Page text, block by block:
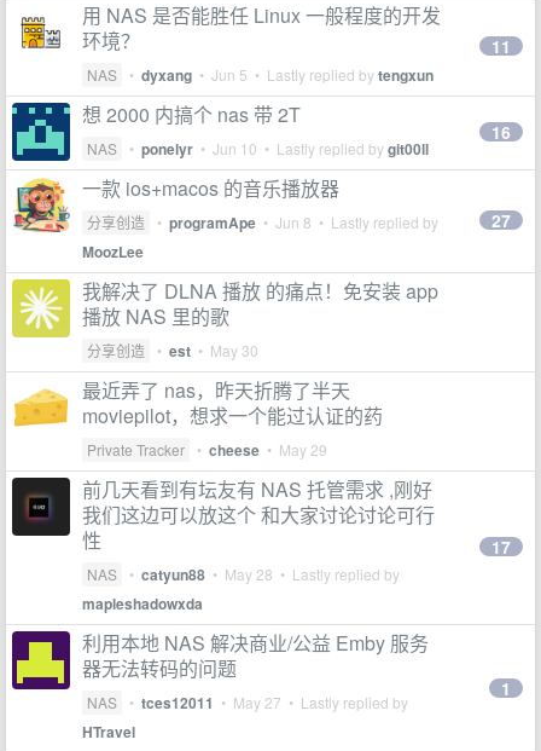
用 NAS 是否能胜任 Linux 一般程度的开发
环境？
NAS • dyxang • Jun 5 • Lastly replied bytengxun
11
想 2000 内搞个 nas 带 2T
NAS • ponelyr • Jun 10 • Lastly replied bygit00ll
16
一款 ios+macos 的音乐播放器
分享创造 • programApe • Jun 8 • Lastly replied by
MoozLee
27
我解决了 DLNA 播放 的痛点！免安装 app
播放 NAS 里的歌
分享创造 • est • May 30
最近弄了 nas，昨天折腾了半天
moviepilot，想求一个能过认证的药
Private Tracker • cheese • May 29
前几天看到有坛友有 NAS 托管需求 ,刚好
我们这边可以放这个 和大家讨论讨论可行
性
NAS • catyun88 • May 28 • Lastly replied by
mapleshadowxda
17
利用本地 NAS 解决商业/公益 Emby 服务
器无法转码的问题
NAS • tces12011 • May 27 • Lastly replied by
HTravel
1